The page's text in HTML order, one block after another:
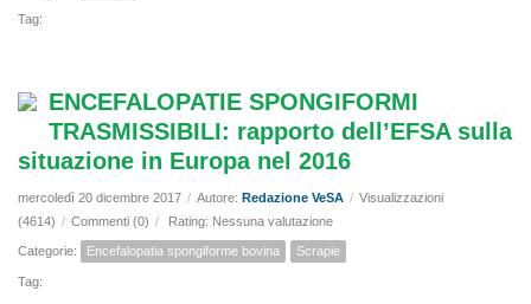
Tag:
ENCEFALOPATIE SPONGIFORMI
TRASMISSIBILI: rapporto dell’EFSA sulla
situazione in Europa nel 2016
mercoledì 20 dicembre 2017 / Autore: Redazione VeSA / Visualizzazioni
(4614) / Commenti (0) / Rating: Nessuna valutazione
Categorie: Encefalopatia spongiforme bovina Scrapie
Tag: